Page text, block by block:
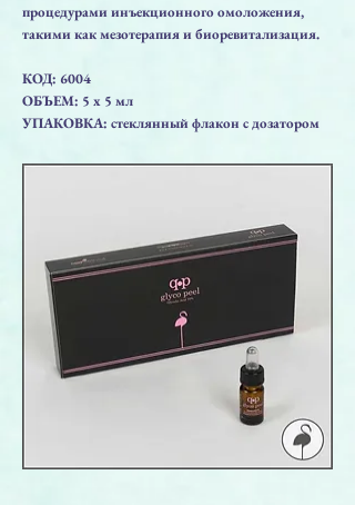
процедурами инъекционного омоложения,
такими как мезотерапия и биоревитализация.
КОД: 6004
ОБЪЕМ: 5 x 5 мл
УПАКОВКА: стеклянный флакон с дозатором